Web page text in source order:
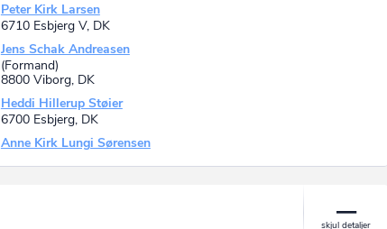
Peter Kirk Larsen
6710 Esbjerg V, DK
Jens Schak Andreasen
(Formand)
8800 Viborg, DK
Heddi Hillerup Støier
6700 Esbjerg, DK
Anne Kirk Lungi Sørensen